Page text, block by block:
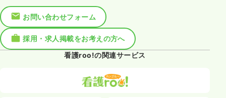
お問い合わせフォーム
採用・求人掲載をお考えの方へ
看護roo!の関連サービス